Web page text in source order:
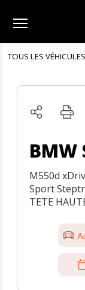
TOUS LES VÉHICULES
BMW
M550d
Sport
TETE